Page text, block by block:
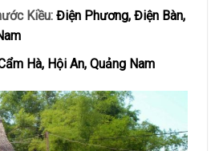
Kiều: Điện Phương, Điện Bàn,
Hà, Hội An, Quảng Nam